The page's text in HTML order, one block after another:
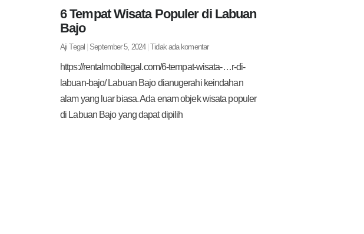
6 Tempat Wisata Populer di Labuan
Bajo
Aji Tegal September 5, 2024 Tidak ada komentar
https://rentalmobiltegal.com/6-tempat-wisata-…r-di-
labuan-bajo/ Labuan Bajo dianugerahi keindahan
alam yang luar biasa. Ada enam objek wisata populer
di Labuan Bajo yang dapat dipilih